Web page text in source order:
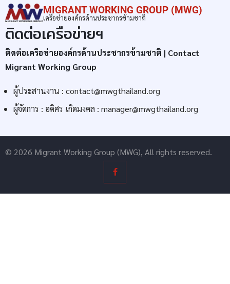
MIGRANT WORKING GROUP (MWG)
เครือข่ายองค์กรด้านประชากรข้ามชาติ
ติดต่อเครือข่ายฯ
ติดต่อเครือข่ายองค์กรด้านประชากรข้ามชาติ | Contact
Migrant Working Group
ผู้ประสานงาน : contact@mwgthailand.org
ผู้จัดการ : อดิศร เกิดมงคล : manager@mwgthailand.org
© 2026 Migrant Working Group (MWG), All rights reserved.